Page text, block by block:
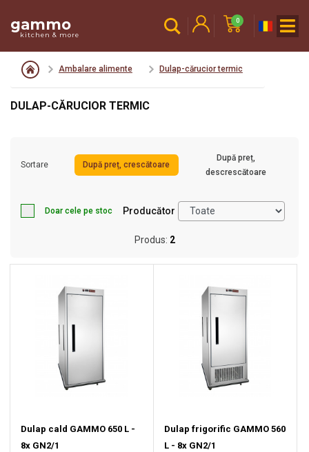
gammo
kitchen & more
0
Ambalare alimente Dulap-cărucior termic
DULAP-CĂRUCIOR TERMIC
Sortare După preț, crescătoare
După preț,
descrescătoare
Doar cele pe stoc Producător
Produs: 2
Dulap cald GAMMO 650 L -
8x GN2/1
Dulap frigorific GAMMO 560
L - 8x GN2/1